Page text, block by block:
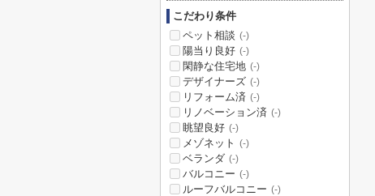
こだわり条件
ペット相談 (-)
陽当り良好 (-)
閑静な住宅地 (-)
デザイナーズ (-)
リフォーム済 (-)
リノベーション済 (-)
眺望良好 (-)
メゾネット (-)
ベランダ (-)
バルコニー (-)
ルーフバルコニー (-)